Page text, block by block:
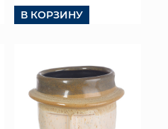
В КОРЗИНУ